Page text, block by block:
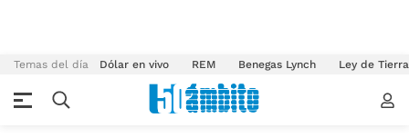
Temas del día Dólar en vivo REM Benegas Lynch Ley de